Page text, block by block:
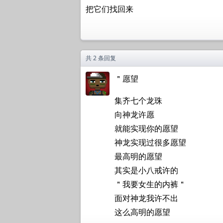
把它们找回来
共 2 条回复
＂愿望
集齐七个龙珠
向神龙许愿
就能实现你的愿望
神龙实现过很多愿望
最高明的愿望
其实是小八戒许的
＂我要女生的内裤＂
面对神龙我许不出
这么高明的愿望